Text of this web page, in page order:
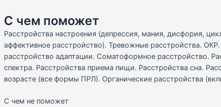
С чем поможет
Расстройства настроения (депрессия, мания, дисфория,
аффективное расстройство). Тревожные расстройства.
расстройство адаптации. Соматоформное расстройство.
спектра. Расстройства приема пищи. Расстройства сна.
возрасте (все формы ПРЛ). Органические расстройства
С чем не поможет